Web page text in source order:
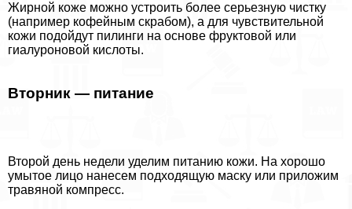
Жирной коже можно устроить более серьезную чистку
(например кофейным скрабом), а для чувствительной
кожи подойдут пилинги на основе фруктовой или
гиалуроновой кислоты.
Вторник — питание
Второй день недели уделим питанию кожи. На хорошо
умытое лицо нанесем подходящую маску или приложим
травяной компресс.